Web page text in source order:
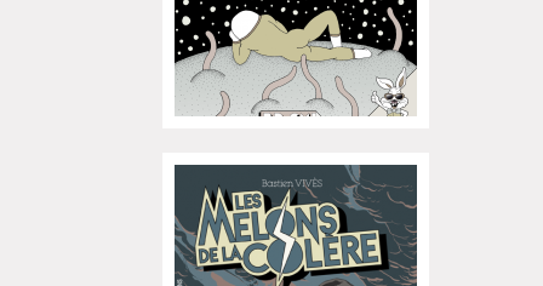
Exposition "Fungirl : Funeral
Home" à Colomiers
Tournée "Vulva Viking" : Elizabeth
Dédicace de Gwénola Carrère à